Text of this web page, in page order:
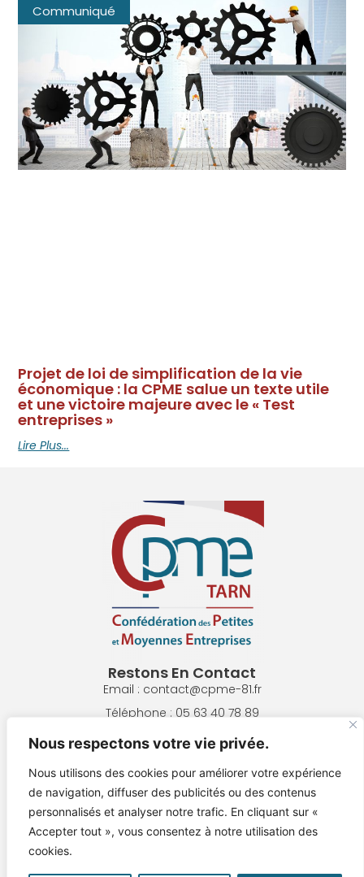
Nous respectons votre vie privée.
Nous utilisons des cookies pour améliorer votre expérience
de navigation, diffuser des publicités ou des contenus
personnalisés et analyser notre trafic. En cliquant sur «
Accepter tout », vous consentez à notre utilisation des
cookies.
Communiqué
Projet de loi de simplification de la vie
économique : la CPME salue un texte utile
et une victoire majeure avec le « Test
entreprises »
Lire Plus...
Restons En Contact
Email : contact@cpme-81.fr
Téléphone : 05 63 40 78 89
Adresse : 8 Pl. de la République, 81300 Graulhet
NOUS ÉCRIRE
NOUS REJOINDRE !